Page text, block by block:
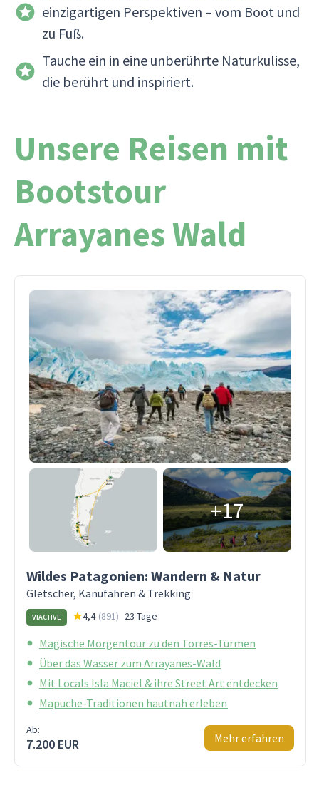
einzigartigen Perspektiven – vom Boot und
zu Fuß.
Tauche ein in eine unberührte Naturkulisse,
die berührt und inspiriert.
Unsere Reisen mit
Bootstour
Arrayanes Wald
+17
Wildes Patagonien: Wandern & Natur
Gletscher, Kanufahren & Trekking
VIACTIVE 4,4 (891) 23 Tage
Magische Morgentour zu den Torres-Türmen
Über das Wasser zum Arrayanes-Wald
Mit Locals Isla Maciel & ihre Street Art entdecken
Mapuche-Traditionen hautnah erleben
Ab:
7.200 EUR Mehr erfahren